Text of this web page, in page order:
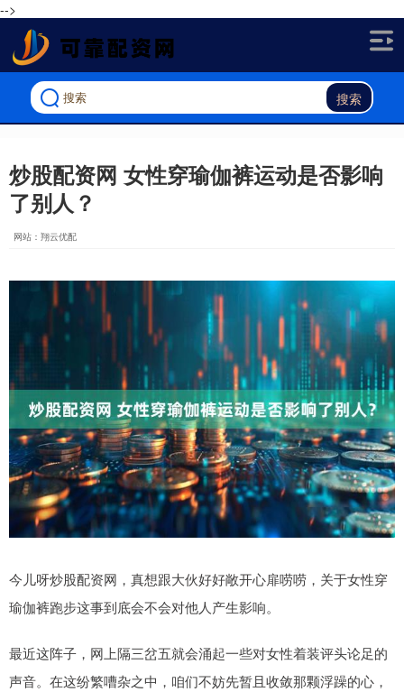
-->
搜索
炒股配资网 女性穿瑜伽裤运动是否影响
了别人？
网站：翔云优配
今儿呀炒股配资网，真想跟大伙好好敞开心扉唠唠，关于女性穿
瑜伽裤跑步这事到底会不会对他人产生影响。
最近这阵子，网上隔三岔五就会涌起一些对女性着装评头论足的
声音。在这纷繁嘈杂之中，咱们不妨先暂且收敛那颗浮躁的心，